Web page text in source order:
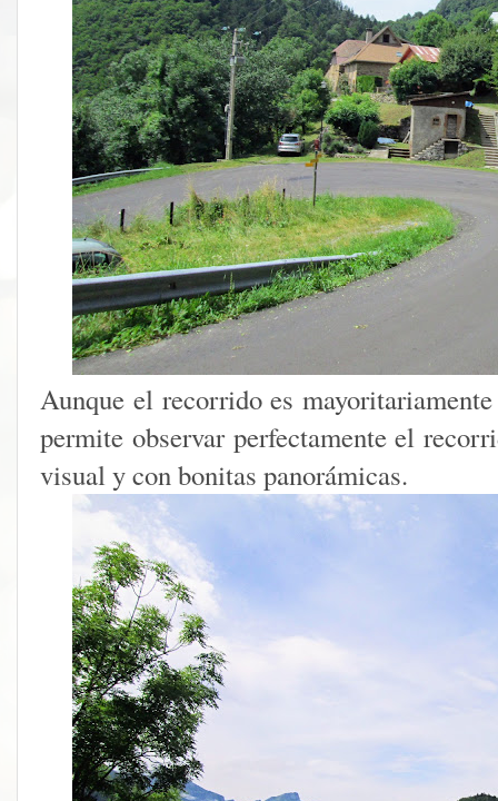
Aunque el recorrido es
permite observar perfectamente el
visual y con bonitas panorámicas.